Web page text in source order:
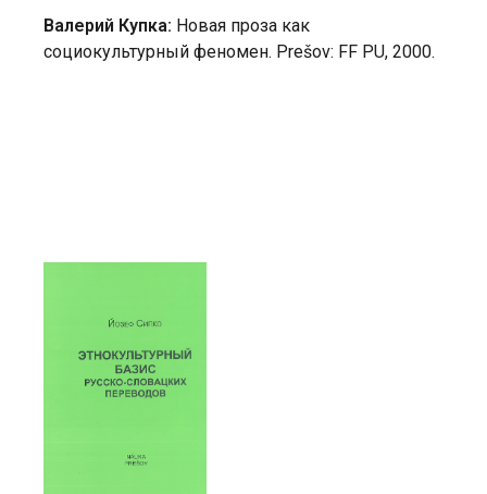
Валерий Купка: Новая проза как
социокультурный феномен. Prešov: FF PU, 2000.